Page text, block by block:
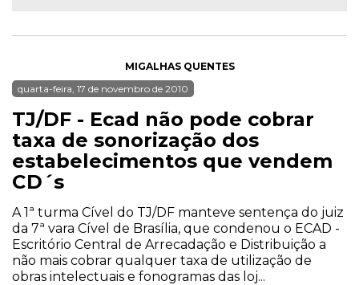
MIGALHAS QUENTES
quarta-feira, 17 de novembro de 2010
TJ/DF - Ecad não pode cobrar
taxa de sonorização dos
estabelecimentos que vendem
CD´s
A 1ª turma Cível do TJ/DF manteve sentença do juiz
da 7ª vara Cível de Brasília, que condenou o ECAD -
Escritório Central de Arrecadação e Distribuição a
não mais cobrar qualquer taxa de utilização de
obras intelectuais e fonogramas das loj...